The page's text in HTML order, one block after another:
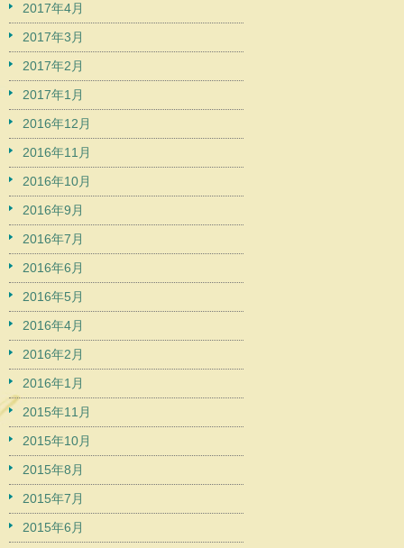
2017年4月
2017年3月
2017年2月
2017年1月
2016年12月
2016年11月
2016年10月
2016年9月
2016年7月
2016年6月
2016年5月
2016年4月
2016年2月
2016年1月
2015年11月
2015年10月
2015年8月
2015年7月
2015年6月